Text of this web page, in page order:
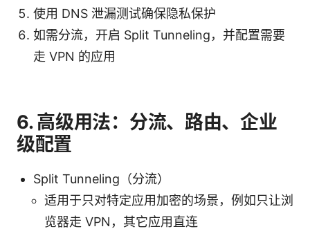
使用 DNS 泄漏测试确保隐私保护
如需分流，开启 Split Tunneling，并配置需要
走 VPN 的应用
6. 高级用法：分流、路由、企业
级配置
Split Tunneling（分流）
适用于只对特定应用加密的场景，例如只让浏
览器走 VPN，其它应用直连